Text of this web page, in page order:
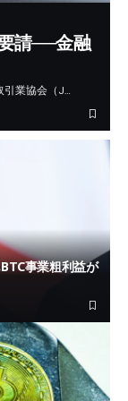
請──金融
引業協会（J…
事業粗利益が